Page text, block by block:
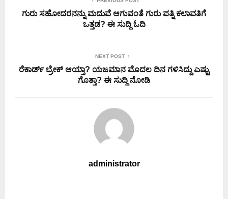
ಗುರು ಸಹೋದರನನ್ನು ಮದುವೆ ಆಗುವಂತೆ ಗುರು ಪತ್ನಿ ಕಲಾವತಿಗೆ
ಒತ್ತಡ? ಈ ಸುದ್ದಿ ಓದಿ
NEXT POST
ರೆಕಾರ್ಡ್ ಬ್ರೇಕ್ ಆಯ್ತಾ? ಯಜಮಾನ ಮೊದಲ ದಿನ ಗಳಿಸಿದ್ದು ಎಷ್ಟು
ಗೊತ್ತಾ? ಈ ಸುದ್ದಿ ನೋಡಿ
administrator